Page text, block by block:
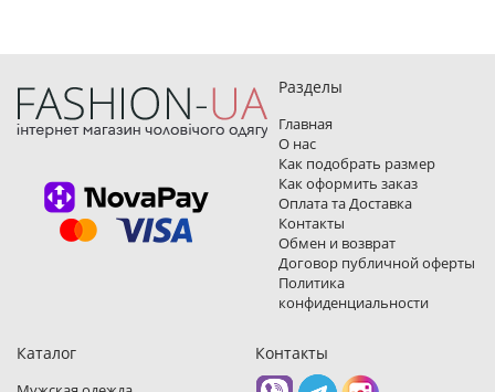
Разделы
Главная
О нас
Как подобрать размер
Как оформить заказ
Оплата та Доставка
Контакты
Обмен и возврат
Договор публичной оферты
Политика
конфиденциальности
Каталог Контакты